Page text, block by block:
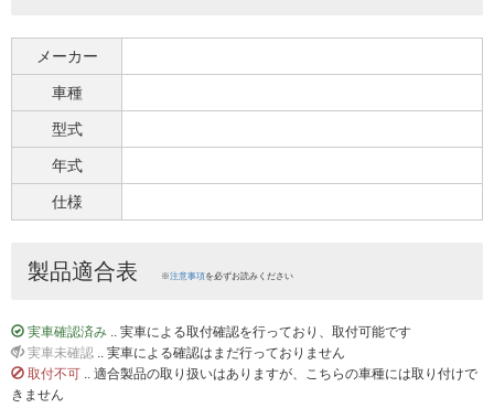
メーカー
車種
型式
年式
仕様
製品適合表 ※注意事項を必ずお読みください
実車確認済み .. 実車による取付確認を行っており、取付可能です
実車未確認 .. 実車による確認はまだ行っておりません
取付不可 .. 適合製品の取り扱いはありますが、こちらの車種には取り付けで
きません